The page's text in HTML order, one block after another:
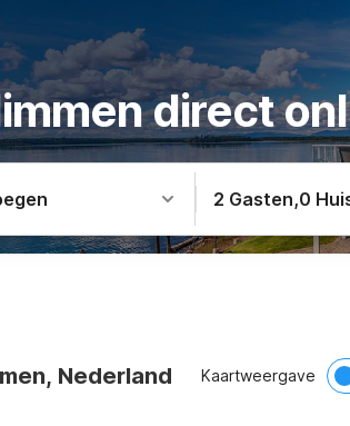
direct
2 Gasten,0
Nederland Kaartweergave